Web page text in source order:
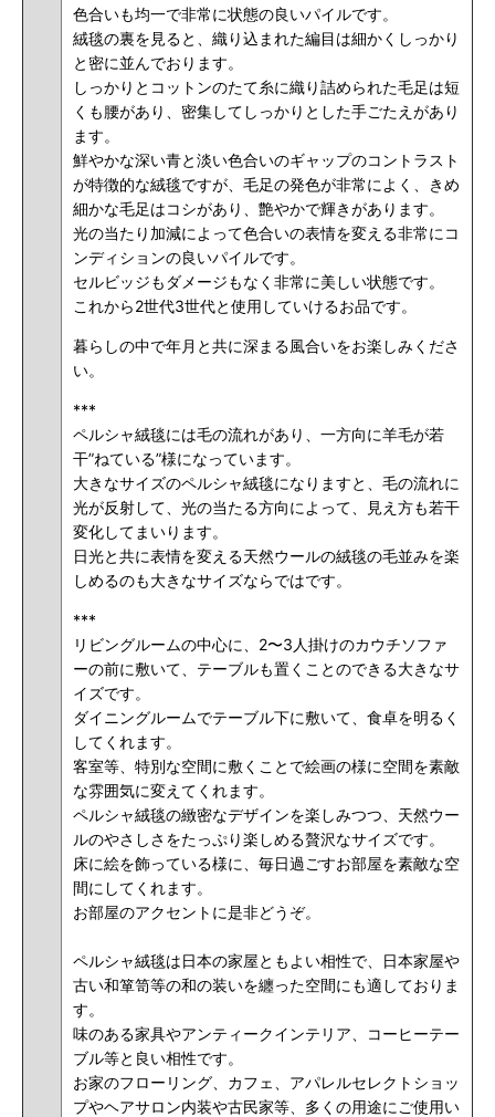
色合いも均一で非常に状態の良いパイルです。
絨毯の裏を見ると、織り込まれた編目は細かくしっかり
と密に並んでおります。
しっかりとコットンのたて糸に織り詰められた毛足は短
くも腰があり、密集してしっかりとした手ごたえがあり
ます。
鮮やかな深い青と淡い色合いのギャップのコントラスト
が特徴的な絨毯ですが、毛足の発色が非常によく、きめ
細かな毛足はコシがあり、艶やかで輝きがあります。
光の当たり加減によって色合いの表情を変える非常にコ
ンディションの良いパイルです。
セルビッジもダメージもなく非常に美しい状態です。
これから2世代3世代と使用していけるお品です。
暮らしの中で年月と共に深まる風合いをお楽しみくださ
い。
***
ペルシャ絨毯には毛の流れがあり、一方向に羊毛が若
干”ねている”様になっています。
大きなサイズのペルシャ絨毯になりますと、毛の流れに
光が反射して、光の当たる方向によって、見え方も若干
変化してまいります。
日光と共に表情を変える天然ウールの絨毯の毛並みを楽
しめるのも大きなサイズならではです。
***
リビングルームの中心に、2〜3人掛けのカウチソファ
ーの前に敷いて、テーブルも置くことのできる大きなサ
イズです。
ダイニングルームでテーブル下に敷いて、食卓を明るく
してくれます。
客室等、特別な空間に敷くことで絵画の様に空間を素敵
な雰囲気に変えてくれます。
ペルシャ絨毯の緻密なデザインを楽しみつつ、天然ウー
ルのやさしさをたっぷり楽しめる贅沢なサイズです。
床に絵を飾っている様に、毎日過ごすお部屋を素敵な空
間にしてくれます。
お部屋のアクセントに是非どうぞ。
ペルシャ絨毯は日本の家屋ともよい相性で、日本家屋や
古い和箪笥等の和の装いを纏った空間にも適しておりま
す。
味のある家具やアンティークインテリア、コーヒーテー
ブル等と良い相性です。
お家のフローリング、カフェ、アパレルセレクトショッ
プやヘアサロン内装や古民家等、多くの用途にご使用い